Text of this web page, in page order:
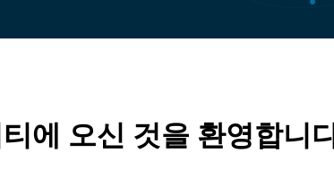
에 오신 것을 환영합니